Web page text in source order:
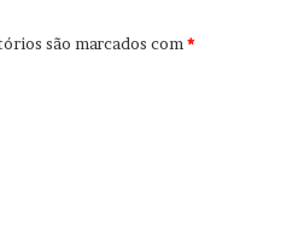
são marcados com*